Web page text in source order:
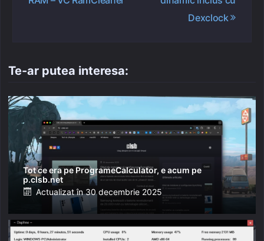
Dexclock
Te-ar putea interesa:
Tot ce era pe ProgrameCalculator, e acum pe
p.clsb.net
Posted
Actualizat în 30 decembrie 2025